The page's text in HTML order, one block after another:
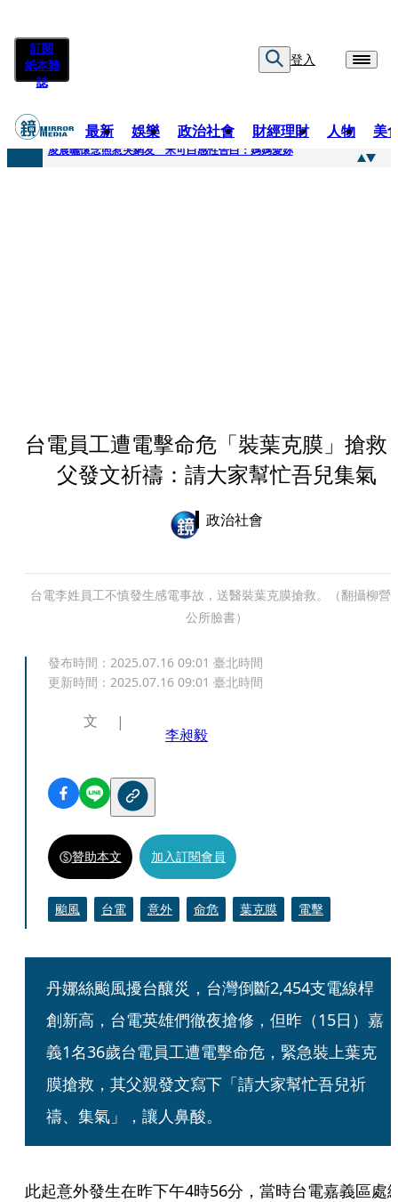
訂閱
紙本雜
誌
登入
最新 娛樂 政治社會 財經理財 人物 美
快訊
凌晨曬懷念照惹哭網友 米可白感性告白：媽媽愛妳
台電員工遭電擊命危「裝葉克膜」搶
父發文祈禱：請大家幫忙吾兒集氣
政治社會
台電李姓員工不慎發生感電事故，送醫裝葉克膜搶救。（翻攝柳營
公所臉書）
發布時間： 2025.07.16 09:01 臺北時間
更新時間： 2025.07.16 09:01 臺北時間
文
李昶毅
贊助本文 加入訂閱會員
颱風 台電 意外 命危 葉克膜 電擊
丹娜絲颱風擾台釀災，台灣倒斷2,454支電線桿
創新高，台電英雄們徹夜搶修，但昨（15日）嘉
義1名36歲台電員工遭電擊命危，緊急裝上葉克
膜搶救，其父親發文寫下「請大家幫忙吾兒祈
禱、集氣」，讓人鼻酸。
此起意外發生在昨下午4時56分，當時台電嘉義區處